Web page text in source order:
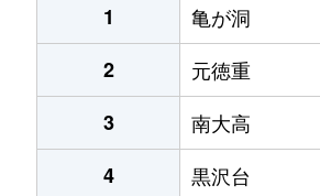
1
亀が洞
2
元徳重
3
南大高
4
黒沢台